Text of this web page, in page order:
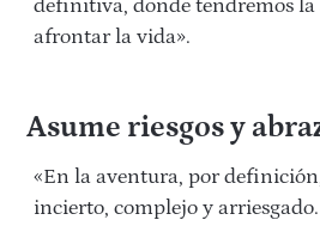
definitiva, donde tendremos la
afrontar la vida».
Asume riesgos y
«En la aventura, por
incierto, complejo y